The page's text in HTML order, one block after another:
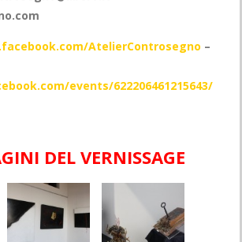
AtelierControsegno –
events/622206461215643/
DEL VERNISSAGE